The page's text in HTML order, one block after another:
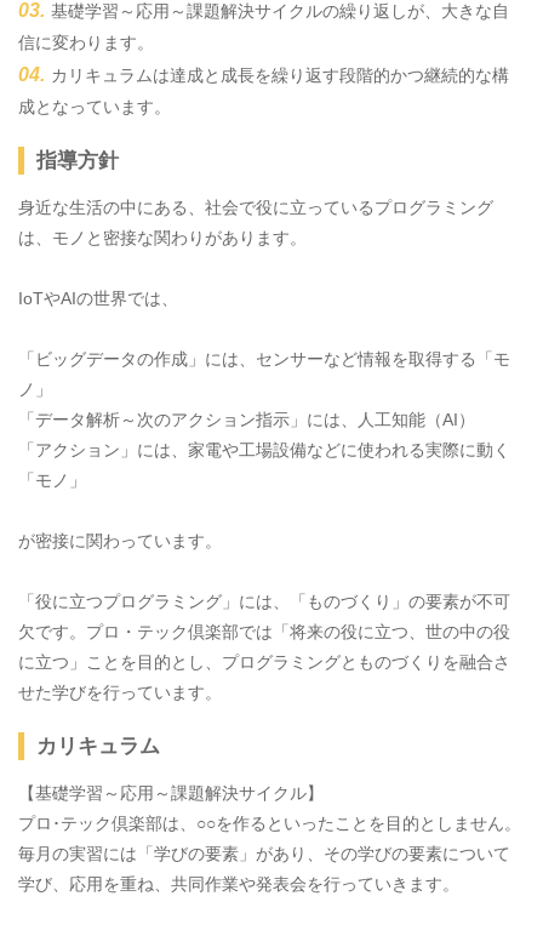
基礎学習～応用～課題解決サイクルの繰り返しが、大きな自
信に変わります。
カリキュラムは達成と成長を繰り返す段階的かつ継続的な構
成となっています。
指導方針
身近な生活の中にある、社会で役に立っているプログラミング
は、モノと密接な関わりがあります。
IoTやAIの世界では、
「ビッグデータの作成」には、センサーなど情報を取得する「モ
ノ」
「データ解析～次のアクション指示」には、人工知能（AI）
「アクション」には、家電や工場設備などに使われる実際に動く
「モノ」
が密接に関わっています。
「役に立つプログラミング」には、「ものづくり」の要素が不可
欠です。プロ・テック倶楽部では「将来の役に立つ、世の中の役
に立つ」ことを目的とし、プログラミングとものづくりを融合さ
せた学びを行っています。
カリキュラム
【基礎学習～応用～課題解決サイクル】
プロ･テック倶楽部は、○○を作るといったことを目的としません。
毎月の実習には「学びの要素」があり、その学びの要素について
学び、応用を重ね、共同作業や発表会を行っていきます。